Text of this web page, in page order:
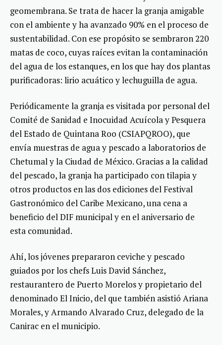
geomembrana. Se trata de hacer la granja amigable
con el ambiente y ha avanzado 90% en el proceso de
sustentabilidad. Con ese propósito se sembraron 220
matas de coco, cuyas raíces evitan la contaminación
del agua de los estanques, en los que hay dos plantas
purificadoras: lirio acuático y lechuguilla de agua.
Periódicamente la granja es visitada por personal del
Comité de Sanidad e Inocuidad Acuícola y Pesquera
del Estado de Quintana Roo (CSIAPQROO), que
envía muestras de agua y pescado a laboratorios de
Chetumal y la Ciudad de México. Gracias a la calidad
del pescado, la granja ha participado con tilapia y
otros productos en las dos ediciones del Festival
Gastronómico del Caribe Mexicano, una cena a
beneficio del DIF municipal y en el aniversario de
esta comunidad.
Ahí, los jóvenes prepararon ceviche y pescado
guiados por los chefs Luis David Sánchez,
restaurantero de Puerto Morelos y propietario del
denominado El Inicio, del que también asistió Ariana
Morales, y Armando Alvarado Cruz, delegado de la
Canirac en el municipio.